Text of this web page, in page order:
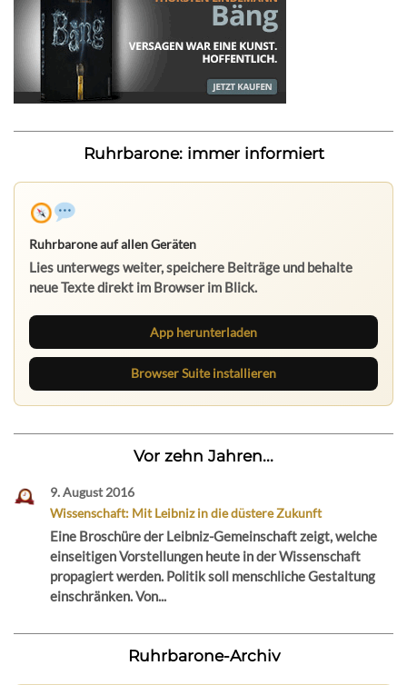
Ruhrbarone: immer informiert
Ruhrbarone auf allen Geräten
Lies unterwegs weiter, speichere Beiträge und behalte
neue Texte direkt im Browser im Blick.
App herunterladen
Browser Suite installieren
Vor zehn Jahren...
9. August 2016
Wissenschaft: Mit Leibniz in die düstere Zukunft
Eine Broschüre der Leibniz-Gemeinschaft zeigt, welche
einseitigen Vorstellungen heute in der Wissenschaft
propagiert werden. Politik soll menschliche Gestaltung
einschränken. Von...
Ruhrbarone-Archiv